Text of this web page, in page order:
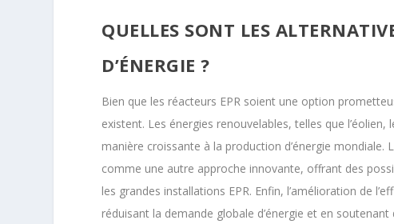
QUELLES SONT LES
D’ÉNERGIE ?
Bien que les réacteurs EPR soient une option
existent. Les énergies renouvelables, telles que
manière croissante à la production d’énergie
comme une autre approche innovante, offrant des
les grandes installations EPR. Enfin, l’amélioration de
réduisant la demande globale d’énergie et en